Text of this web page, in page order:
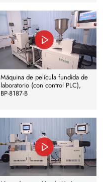
Máquina de película fundida de
laboratorio (con control PLC),
BP-8187-B